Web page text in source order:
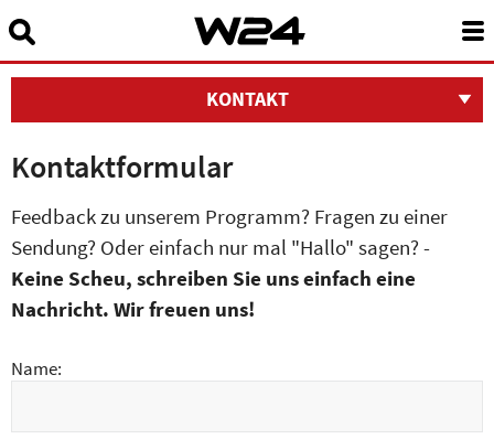
Programm
W24Smart
Suchbegriff eingeben:
KONTAKT
Kontaktformular
Feedback zu unserem Programm? Fragen zu einer
Sendung? Oder einfach nur mal "Hallo" sagen? -
Keine Scheu, schreiben Sie uns einfach eine
Nachricht. Wir freuen uns!
Name: